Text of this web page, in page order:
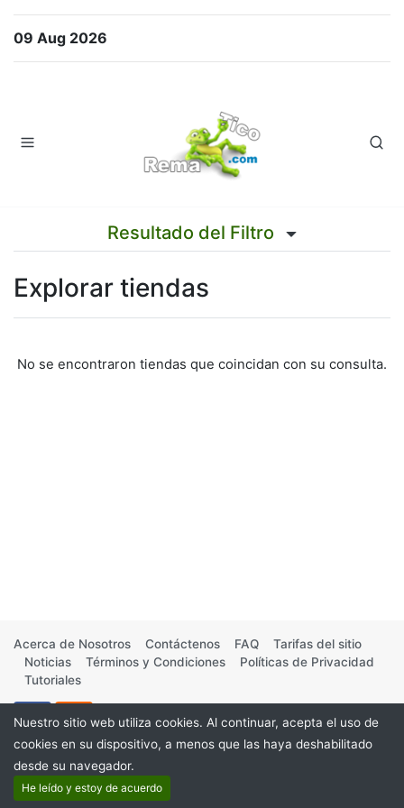
09 Aug 2026
Resultado del Filtro
Explorar tiendas
No se encontraron tiendas que coincidan con su consulta.
Acerca de Nosotros Contáctenos FAQ
Tarifas del sitio
Noticias
Términos y Condiciones
Políticas de Privacidad
Tutoriales
Nuestro sitio web utiliza cookies. Al continuar, acepta el uso de
cookies en su dispositivo, a menos que las haya deshabilitado
desde su navegador.
He leído y estoy de acuerdo